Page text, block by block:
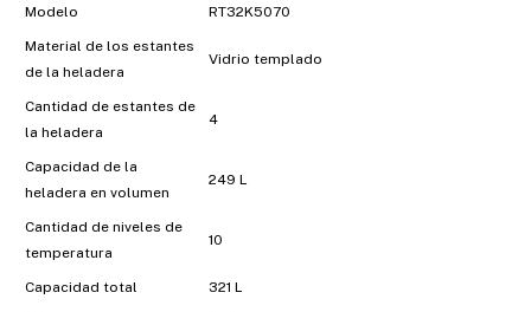
Modelo RT32K5070
Material de los estantes
de la heladera
Vidrio templado
Cantidad de estantes de
la heladera
4
Capacidad de la
heladera en volumen
249 L
Cantidad de niveles de
temperatura
10
Capacidad total 321 L